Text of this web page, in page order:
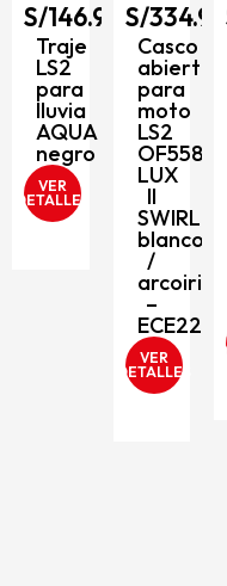
S/146.90
Traje
LS2
para
lluvia
AQUA
negro
VER
DETALLES
S/334.90
Casco
abierto
para
moto
LS2
OF558
LUX
II
SWIRL
blanco
/
arcoiris
–
VER
DETALLES